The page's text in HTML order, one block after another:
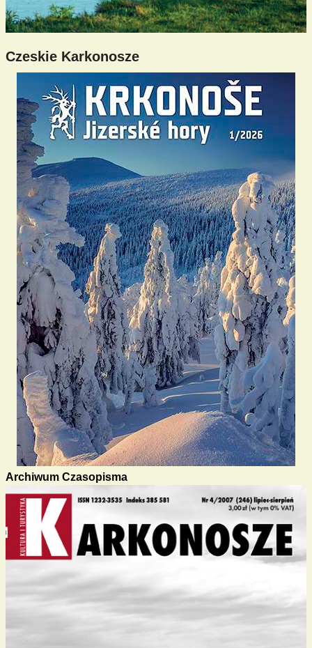
Czeskie Karkonosze
Archiwum Czasopisma